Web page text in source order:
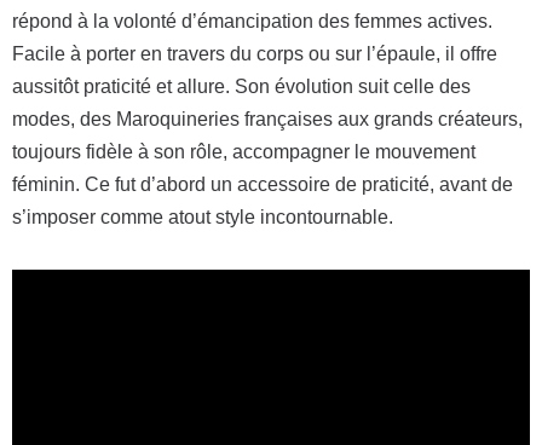
répond à la volonté d’émancipation des femmes actives.
Facile à porter en travers du corps ou sur l’épaule, il offre
aussitôt praticité et allure. Son évolution suit celle des
modes, des Maroquineries françaises aux grands créateurs,
toujours fidèle à son rôle, accompagner le mouvement
féminin. Ce fut d’abord un accessoire de praticité, avant de
s’imposer comme atout style incontournable.